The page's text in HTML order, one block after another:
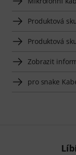
Produktová
Produktová
Zobrazit
pro snake